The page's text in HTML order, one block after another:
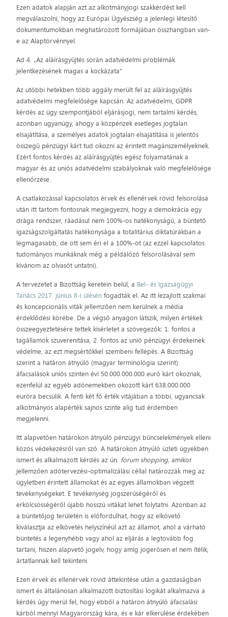
Ezen adatok alapján azt az alkotmányjogi szakkérdést kell
megválaszolni, hogy az Európai Ügyészség a jelenlegi létesítő
dokumentumokban meghatározott formájában összhangban van-
e az Alaptörvénnyel.
Ad 4. „Az aláírásgyűjtés során adatvédelmi problémák
jelentkezésének magas a kockázata”
Az utóbbi hetekben több aggály merült fel az aláírásgyűjtés
adatvédelmi megfelelősége kapcsán. Az adatvédelmi, GDPR
kérdés az ügy szempontjából eljárásjogi, nem tartalmi kérdés,
azonban ugyanúgy, ahogy a közpénzek esetleges jogtalan
elsajátítása, a személyes adatok jogtalan elsajátítása is jelentős
összegű pénzügyi kárt tud okozni az érintett magánszemélyeknek.
Ezért fontos kérdés az aláírásgyűjtés egész folyamatának a
magyar és az uniós adatvédelmi szabályoknak való megfelelősége
ellenőrzése.
A csatlakozással kapcsolatos érvek és ellenérvek rövid felsorolása
után itt tartom fontosnak megjegyezni, hogy a demokrácia egy
drága rendszer, ráadásul nem 100%-os hatékonyságú, a büntető
igazságszolgáltatás hatékonysága a totalitárius diktatúrákban a
legmagasabb, de ott sem éri el a 100%-ot (az ezzel kapcsolatos
tudományos munkáknak még a példálózó felsorolásával sem
kívánom az olvasót untatni).
A tervezetet a Bizottság keretein belül, a Bel- és Igazságügyi
Tanács 2017. június 8-i ülésén fogadták el. Az itt lezajlott szakmai
és koncepcionális viták jellemzően nem kerülnek a média
érdeklődési körébe. De a végső anyagon látszik, milyen értékek
összeegyeztetésére tettek kísérletet a szövegezők: 1. fontos a
tagállamok szuverenitása, 2. fontos az unió pénzügyi érdekeinek
védelme, az ezt megsértőkkel szembeni fellépés. A Bizottság
szerint a határon átnyúló (magyar terminológia szerint)
áfacsalások uniós szinten évi 50.000.000.000 euró kárt okoznak,
ezenfelül az egyéb adónemekben okozott kárt 638.000.000
euróra becsülik. A fenti két fő érték vitájában a többi, ugyancsak
alkotmányos alapérték sajnos szinte alig tud érdemben
megjelenni.
Itt alapvetően határokon átnyúló pénzügyi bűncselekmények elleni
közös védekezésről van szó. A határokon átnyúló üzleti ügyekben
ismert és alkalmazott kérdés az ún. forum shopping, amikor
jellemzően adótervezési-optimalizálási céllal határozzák meg az
ügyletben érintett államokat és az egyes államokban végzett
tevékenységeket. E tevékenység jogszerűségéről és
erkölcsösségéről újabb hosszú vitákat lehet folytatni. Azonban az
a büntetőjog területén is előfordulhat, hogy az elkövető
kiválasztja az elkövetés helyszínéül azt az államot, ahol a várható
büntetés a legenyhébb vagy ahol az eljárás a legtovább fog
tartani, hiszen alapvető jogelv, hogy amíg jogerősen el nem ítélik,
ártatlannak kell tekinteni.
Ezen érvek és ellenérvek rövid áttekintése után a gazdaságban
ismert és általánosan alkalmazott biztosítási logikát alkalmazva a
kérdés úgy merül fel, hogy ebből a határon átnyúló áfacsalási
kárból mennyi Magyarország kára, és e kár elkerülése érdekében